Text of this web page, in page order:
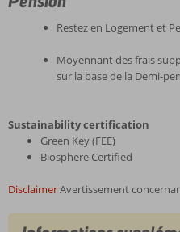
Restez en Logement et
Moyennant des frais
sur la base de la Demi-
Sustainability certification
Green Key (FEE)
Biosphere Certified
DisclaimerAvertissement